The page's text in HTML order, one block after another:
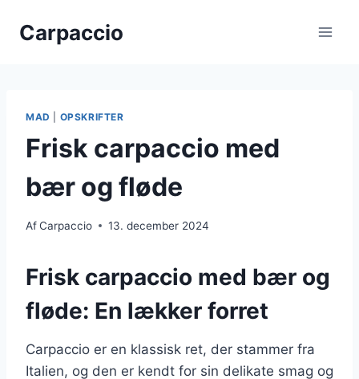
Carpaccio
MAD OPSKRIFTER
Frisk carpaccio med
bær og fløde
AfCarpaccio 13. december 2024
Frisk carpaccio med bær og
fløde: En lækker forret
Carpaccio er en klassisk ret, der stammer fra
Italien, og den er kendt for sin delikate smag og